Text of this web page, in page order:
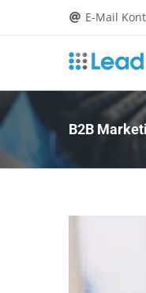
E-Mail
B2B